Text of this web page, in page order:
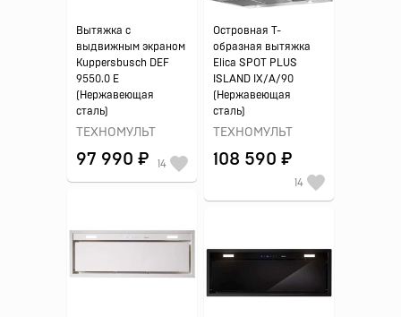
Вытяжка с
выдвижным экраном
Kuppersbusch DEF
9550.0 E
(Нержавеющая
сталь)
ТЕХНОМУЛЬТ
97 990 ₽ 14
Островная Т-
образная вытяжка
Elica SPOT PLUS
ISLAND IX/A/90
(Нержавеющая
сталь)
ТЕХНОМУЛЬТ
108 590 ₽
14